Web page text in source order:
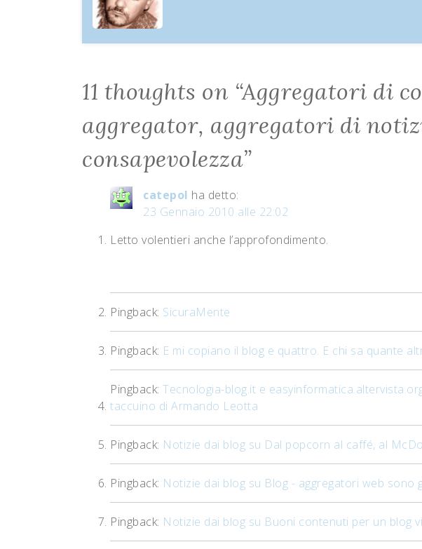
11 thoughts on “Aggregatori di
aggregator, aggregatori di
consapevolezza”
catepol ha detto:
23 Gennaio 2010 alle 22:02
Letto volentieri anche l’approfondimento.
Pingback: SicuraMente
Pingback: E mi copiano il blog e quattro. E chi sa quante
Pingback: Tecnologia-blog.it e
taccuino di Armando Leotta
Pingback: Notizie dai blog su Dal popcorn al caffé, al
Pingback: Notizie dai blog su Blog - aggregatori web sono
Pingback: Notizie dai blog su Buoni contenuti per un blog